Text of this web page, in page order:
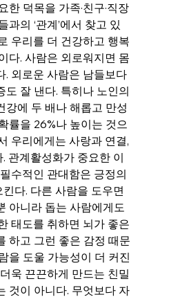
한 덕목을 가족·친구·직장
과의 ‘관계’에서 찾고 있
우리를 더 건강하고 행복
다. 사람은 외로워지면 몸
. 외로운 사람은 남들보다
도 잘 낸다. 특히나 노인의
강에 두 배나 해롭고 만성
률을 26%나 높이는 것으
우리에게는 사랑과 연결,
관계활성화가 중요한 이
수적인 관대함은 긍정의
다. 다른 사람을 도우면
아니라 돕는 사람에게도
태도를 취하면 뇌가 좋은
하고 그런 좋은 감정 때문
을 도울 가능성이 더 커진
욱 끈끈하게 만드는 친밀
것이 아니다. 무엇보다 자